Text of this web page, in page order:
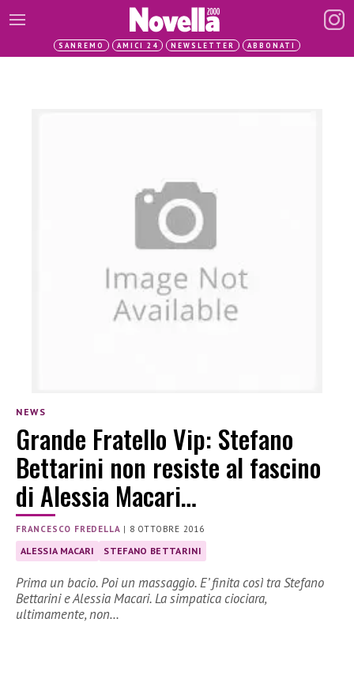
SANREMO AMICI 24 NEWSLETTER ABBONATI
NEWS
Grande Fratello Vip: Stefano
Bettarini non resiste al fascino
di Alessia Macari…
FRANCESCO FREDELLA | 8 OTTOBRE 2016
ALESSIA MACARI STEFANO BETTARINI
Prima un bacio. Poi un massaggio. E’ finita così tra Stefano
Bettarini e Alessia Macari. La simpatica ciociara,
ultimamente, non…